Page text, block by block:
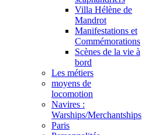
Villa Hélène de
Mandrot
Manifestations et
Commémorations
Scènes de la vie à
bord
Les métiers
moyens de
locomotion
Navires :
Warships/Merchantships
Paris